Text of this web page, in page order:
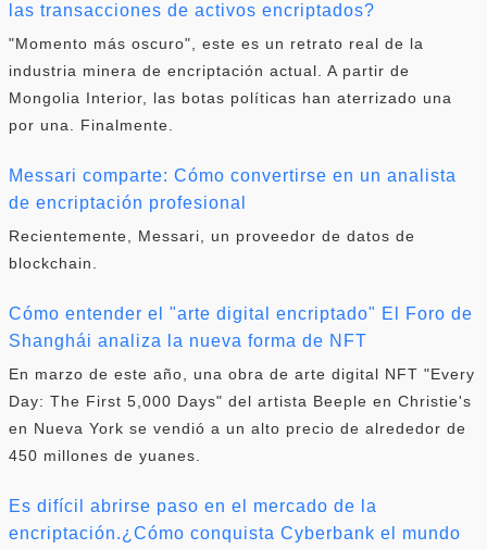
las transacciones de activos encriptados?
"Momento más oscuro", este es un retrato real de la
industria minera de encriptación actual. A partir de
Mongolia Interior, las botas políticas han aterrizado una
por una. Finalmente.
Messari comparte: Cómo convertirse en un analista
de encriptación profesional
Recientemente, Messari, un proveedor de datos de
blockchain.
Cómo entender el "arte digital encriptado" El Foro de
Shanghái analiza la nueva forma de NFT
En marzo de este año, una obra de arte digital NFT "Every
Day: The First 5,000 Days" del artista Beeple en Christie's
en Nueva York se vendió a un alto precio de alrededor de
450 millones de yuanes.
Es difícil abrirse paso en el mercado de la
encriptación.¿Cómo conquista Cyberbank el mundo